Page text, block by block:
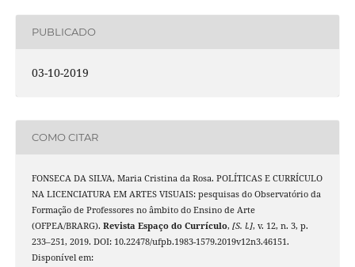
PUBLICADO
03-10-2019
COMO CITAR
FONSECA DA SILVA, Maria Cristina da Rosa. POLÍTICAS E CURRÍCULO
NA LICENCIATURA EM ARTES VISUAIS: pesquisas do Observatório da
Formação de Professores no âmbito do Ensino de Arte
(OFPEA/BRARG). Revista Espaço do Currículo, [S. l.], v. 12, n. 3, p.
233–251, 2019. DOI: 10.22478/ufpb.1983-1579.2019v12n3.46151.
Disponível em: